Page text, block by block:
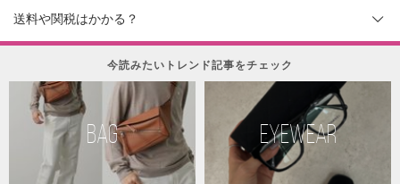
送料や関税はかかる？
今読みたいトレンド記事をチェック
BAG EYEWEAR